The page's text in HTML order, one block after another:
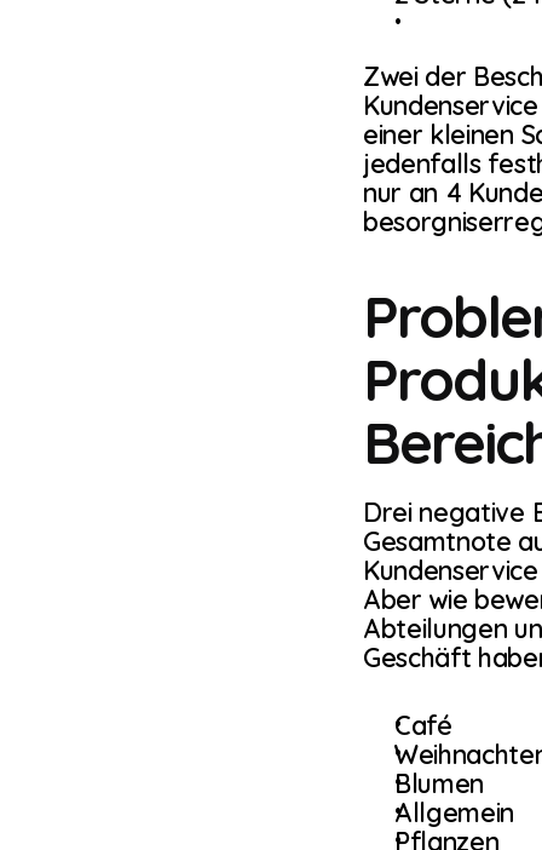
Zwei der
einer kleinen
jedenfalls
nur an 4
Drei negative
Gesamtnote
Aber wie
Abteilungen
Geschäft
Café
Blumen
Allgemein
Pflanzen